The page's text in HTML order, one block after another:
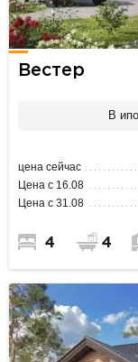
Вестер
В
цена сейчас
Цена с 16.08
Цена с 31.08
4 4